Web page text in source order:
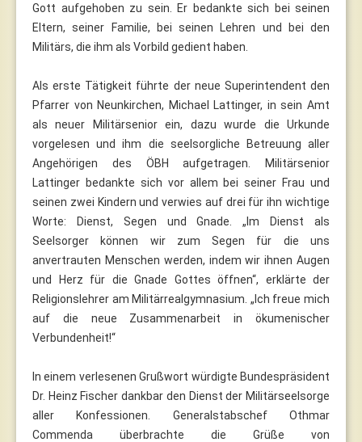
Gott aufgehoben zu sein. Er bedankte sich bei seinen
Eltern, seiner Familie, bei seinen Lehren und bei den
Militärs, die ihm als Vorbild gedient haben.
Als erste Tätigkeit führte der neue Superintendent den
Pfarrer von Neunkirchen, Michael Lattinger, in sein Amt
als neuer Militärsenior ein, dazu wurde die Urkunde
vorgelesen und ihm die seelsorgliche Betreuung aller
Angehörigen des ÖBH aufgetragen. Militärsenior
Lattinger bedankte sich vor allem bei seiner Frau und
seinen zwei Kindern und verwies auf drei für ihn wichtige
Worte: Dienst, Segen und Gnade. „Im Dienst als
Seelsorger können wir zum Segen für die uns
anvertrauten Menschen werden, indem wir ihnen Augen
und Herz für die Gnade Gottes öffnen“, erklärte der
Religionslehrer am Militärrealgymnasium. „Ich freue mich
auf die neue Zusammenarbeit in ökumenischer
Verbundenheit!“
In einem verlesenen Grußwort würdigte Bundespräsident
Dr. Heinz Fischer dankbar den Dienst der Militärseelsorge
aller Konfessionen. Generalstabschef Othmar
Commenda überbrachte die Grüße von